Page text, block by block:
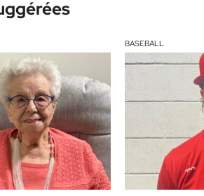
BASEBALL